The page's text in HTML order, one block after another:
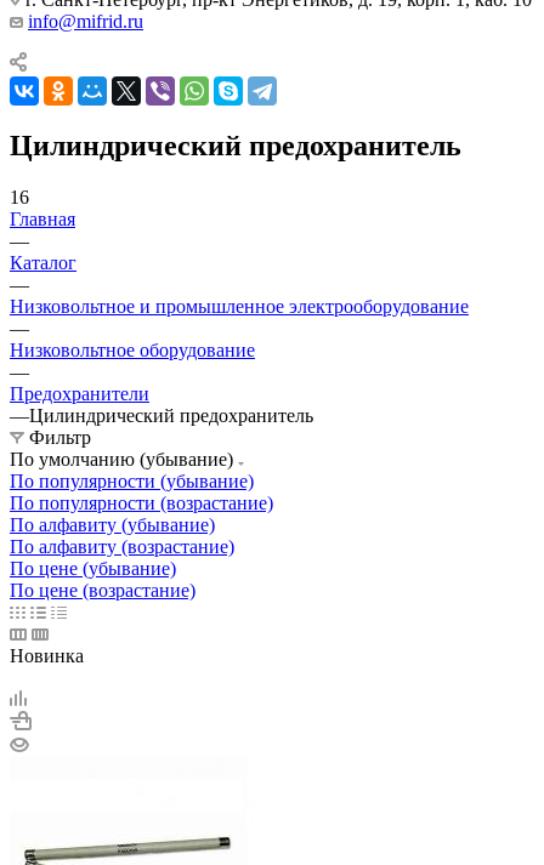
info@mifrid.ru
Цилиндрический предохранитель
16
Главная
—
Каталог
—
Низковольтное и промышленное электрооборудование
—
Низковольтное оборудование
—
Предохранители
—Цилиндрический предохранитель
Фильтр
По умолчанию (убывание)
По популярности (убывание)
По популярности (возрастание)
По алфавиту (убывание)
По алфавиту (возрастание)
По цене (убывание)
По цене (возрастание)
Новинка